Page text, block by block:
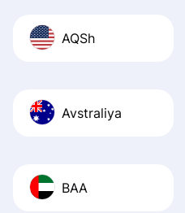
AQSh
Avstraliya
BAA